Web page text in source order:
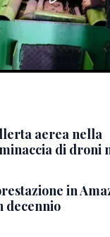
aerea nella
di droni
in
decennio